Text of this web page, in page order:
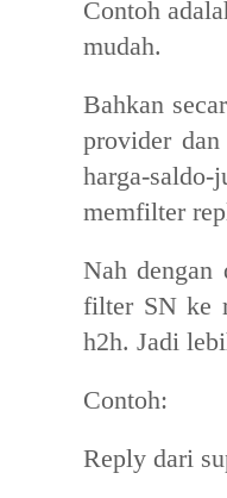
Contoh
mudah.
Bahkan
provider
harga-
memfilter
Nah dengan
filter SN ke
h2h. Jadi
Contoh:
Reply dari